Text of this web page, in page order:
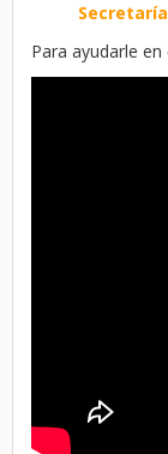
Para ayudarle